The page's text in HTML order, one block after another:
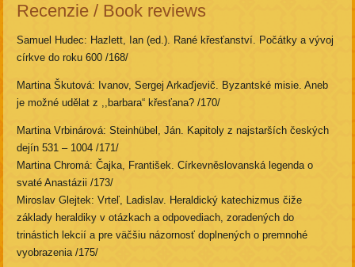
Recenzie / Book reviews
Samuel Hudec: Hazlett, Ian (ed.). Rané křesťanství. Počátky a vývoj
církve do roku 600 /168/
Martina Škutová: Ivanov, Sergej Arkaďjevič. Byzantské misie. Aneb
je možné udělat z ,,barbara“ křesťana? /170/
Martina Vrbinárová: Steinhübel, Ján. Kapitoly z najstarších českých
dejín 531 – 1004 /171/
Martina Chromá: Čajka, František. Církevněslovanská legenda o
svaté Anastázii /173/
Miroslav Glejtek: Vrteľ, Ladislav. Heraldický katechizmus čiže
základy heraldiky v otázkach a odpovediach, zoradených do
trinástich lekcií a pre väčšiu názornosť doplnených o premnohé
vyobrazenia /175/